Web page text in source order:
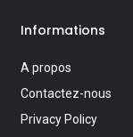
Informations
A propos
Contactez-nous
Privacy Policy